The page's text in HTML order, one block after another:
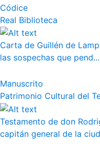
Códice
Real Biblioteca
Carta de Guillén de
las sospechas que pend...
Manuscrito
Patrimonio Cultural del
Testamento de don
capitán general de la